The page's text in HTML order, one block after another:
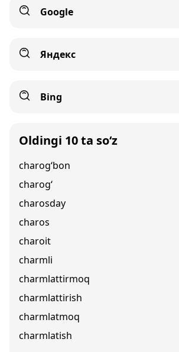
Google
Яндекс
Bing
Oldingi 10 ta so‘z
charog‘bon
charog‘
charosday
charos
charoit
charmli
charmlattirmoq
charmlattirish
charmlatmoq
charmlatish